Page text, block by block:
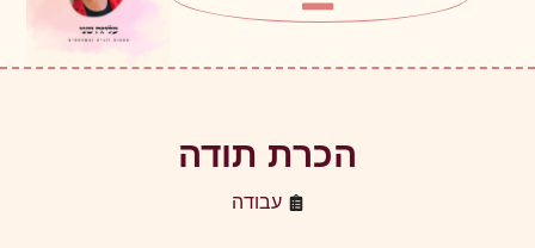
הכרת תודה
עבודה